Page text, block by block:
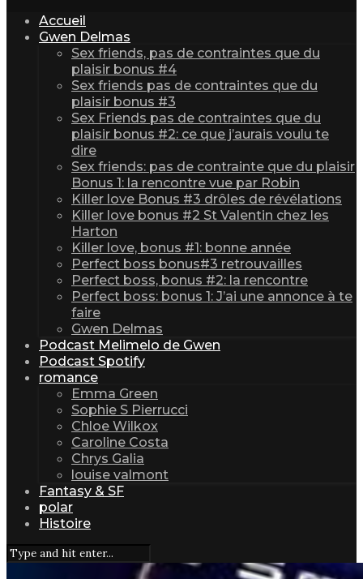
Accueil
Gwen Delmas
Sex friends, pas de contraintes que du
plaisir bonus #4
Sex friends pas de contraintes que du
plaisir bonus #3
Sex Friends pas de contraintes que du
plaisir bonus #2: ce que j’aurais voulu te
dire
Sex friends: pas de contrainte que du plaisir
Bonus 1: la rencontre vue par Robin
Killer love Bonus #3 drôles de révélations
Killer love bonus #2 St Valentin chez les
Harton
Killer love, bonus #1: bonne année
Perfect boss bonus#3 retrouvailles
Perfect boss, bonus #2: la rencontre
Perfect boss: bonus 1: J’ai une annonce à te
faire
Gwen Delmas
Podcast Melimelo de Gwen
Podcast Spotify
romance
Emma Green
Sophie S Pierrucci
Chloe Wilkox
Caroline Costa
Chrys Galia
louise valmont
Fantasy & SF
polar
Histoire